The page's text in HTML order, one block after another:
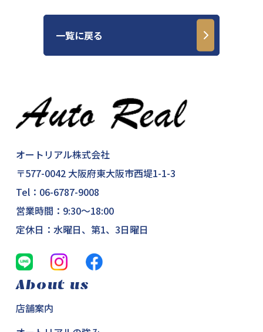
一覧に戻る
オートリアル株式会社
〒577-0042 大阪府東大阪市西堤1-1-3
Tel： 06-6787-9008
営業時間：9:30～18:00
定休日：水曜日、第1、3日曜日
About us
店舗案内